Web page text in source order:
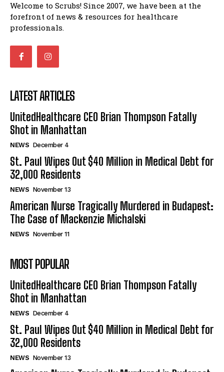
Welcome to Scrubs! Since 2007, we have been at the
forefront of news & resources for healthcare
professionals.
LATEST ARTICLES
UnitedHealthcare CEO Brian Thompson Fatally
Shot in Manhattan
NEWS December 4
St. Paul Wipes Out $40 Million in Medical Debt for
32,000 Residents
NEWS November 13
American Nurse Tragically Murdered in Budapest:
The Case of Mackenzie Michalski
NEWS November 11
MOST POPULAR
UnitedHealthcare CEO Brian Thompson Fatally
Shot in Manhattan
NEWS December 4
St. Paul Wipes Out $40 Million in Medical Debt for
32,000 Residents
NEWS November 13